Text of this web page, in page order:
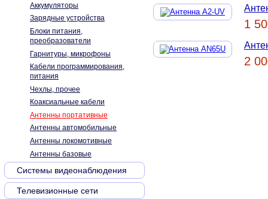
1
2
Аккумуляторы
Зарядные устройства
Блоки питания,
преобразователи
Гарнитуры, микрофоны
Кабели программирования,
питания
Чехлы, прочее
Коаксиальные кабели
Антенны портативные
Антенны автомобильные
Антенны локомотивные
Антенны базовые
Системы видеонаблюдения
Телевизионные сети